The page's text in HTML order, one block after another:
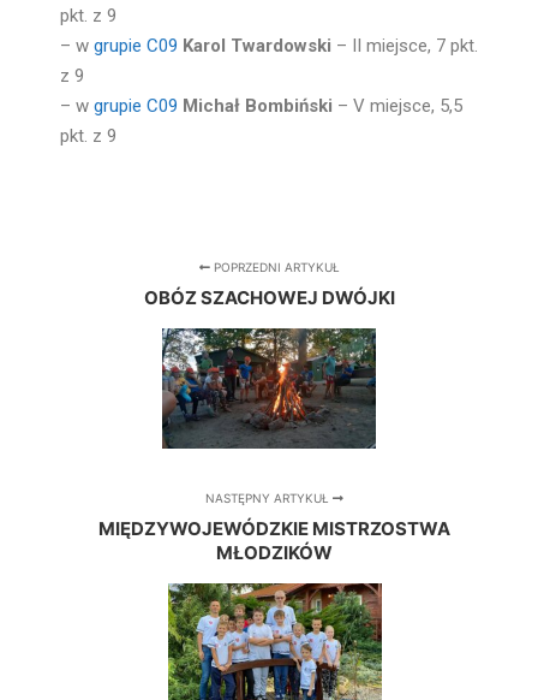
pkt. z 9
– w grupie C09 Karol Twardowski – II miejsce, 7 pkt.
z 9
– w grupie C09 Michał Bombiński – V miejsce, 5,5
pkt. z 9
POPRZEDNI ARTYKUŁ
OBÓZ SZACHOWEJ DWÓJKI
NASTĘPNY ARTYKUŁ
MIĘDZYWOJEWÓDZKIE MISTRZOSTWA
MŁODZIKÓW